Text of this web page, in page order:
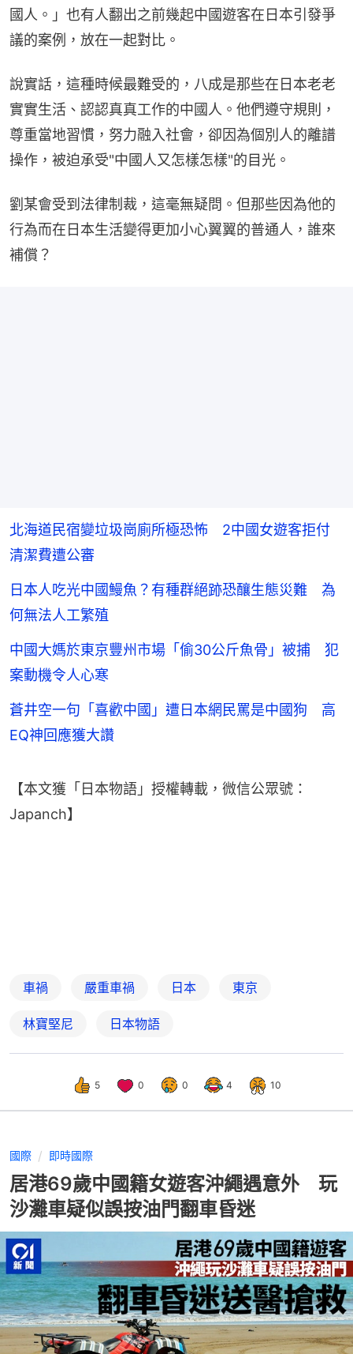
國人。」也有人翻出之前幾起中國遊客在日本引發爭
議的案例，放在一起對比。
說實話，這種時候最難受的，八成是那些在日本老老
實實生活、認認真真工作的中國人。他們遵守規則，
尊重當地習慣，努力融入社會，卻因為個別人的離譜
操作，被迫承受"中國人又怎樣怎樣"的目光。
劉某會受到法律制裁，這毫無疑問。但那些因為他的
行為而在日本生活變得更加小心翼翼的普通人，誰來
補償？
北海道民宿變垃圾崗廁所極恐怖 2中國女遊客拒付
清潔費遭公審
日本人吃光中國鰻魚？有種群絕跡恐釀生態災難 為
何無法人工繁殖
中國大媽於東京豐州市場「偷30公斤魚骨」被捕 犯
案動機令人心寒
蒼井空一句「喜歡中國」遭日本網民罵是中國狗 高
EQ神回應獲大讚
【本文獲「日本物語」授權轉載，微信公眾號：
Japanch】
車禍 嚴重車禍 日本 東京
林寶堅尼 日本物語
5 0 0 4 10
國際 即時國際
居港69歲中國籍女遊客沖繩遇意外 玩
沙灘車疑似誤按油門翻車昏迷